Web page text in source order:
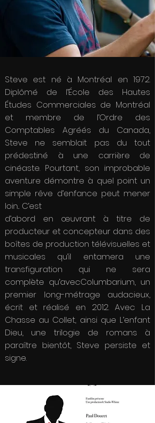
Steve est né à Montréal en 1972.
Diplômé de l’École des Hautes
Études Commerciales de Montréal
et membre de l’Ordre des
Comptables Agréés du Canada,
Steve ne semblait pas du tout
prédestiné à une carrière de
cinéaste. Pourtant, son improbable
aventure démontre à quel point un
simple rêve d’enfance peut mener
loin... C’est
d’abord en œuvrant à titre de
producteur et concepteur dans des
boîtes de production télévisuelles et
musicales qu’il entamera une
transfiguration qui ne sera
complète qu’avecColumbarium, un
premier long-métrage audacieux,
écrit et réalisé en 2012. Avec La
Chasse au Collet, ainsi que L’enfant
Dieu, une trilogie de romans à
paraître bientôt, Steve persiste et
signe.